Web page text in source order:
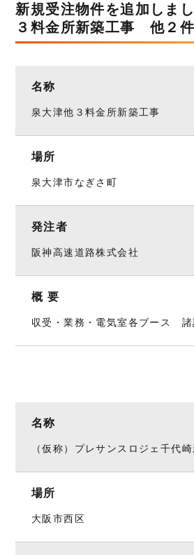
新規受注物件を追加しま
３料金所新築工事 他２件
名称
泉大津他３料金所新築工事
場所
泉大津市なぎさ町
発注者
阪神高速道路株式会社
概 要
収受・業務・電気室各ブース 諸
名称
（仮称）プレサンスロジェ千代
場所
大阪市西区